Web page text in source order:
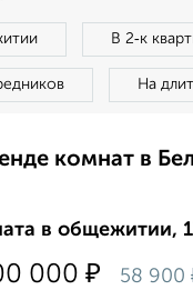
В 2‑к
На
комнат в
в общежитии,
000 ₽ 58 900